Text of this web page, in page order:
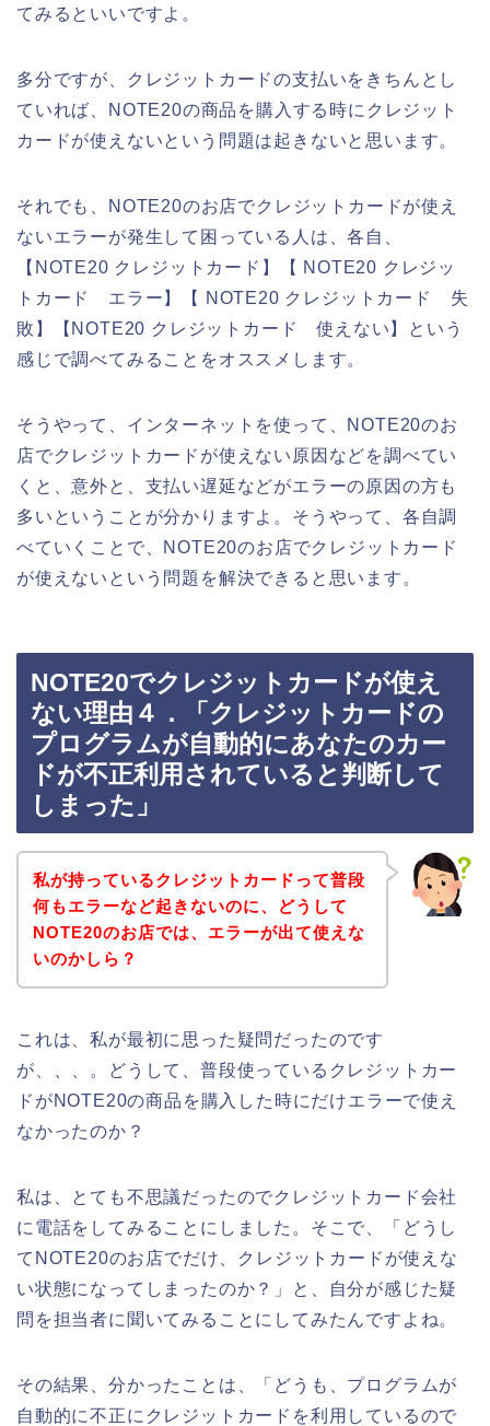
てみるといいですよ。
多分ですが、クレジットカードの支払いをきちんとし
ていれば、NOTE20の商品を購入する時にクレジット
カードが使えないという問題は起きないと思います。
それでも、NOTE20のお店でクレジットカードが使え
ないエラーが発生して困っている人は、各自、
【NOTE20 クレジットカード】【 NOTE20 クレジッ
トカード エラー】【 NOTE20 クレジットカード 失
敗】【NOTE20 クレジットカード 使えない】という
感じで調べてみることをオススメします。
そうやって、インターネットを使って、NOTE20のお
店でクレジットカードが使えない原因などを調べてい
くと、意外と、支払い遅延などがエラーの原因の方も
多いということが分かりますよ。そうやって、各自調
べていくことで、NOTE20のお店でクレジットカード
が使えないという問題を解決できると思います。
NOTE20でクレジットカードが使え
ない理由４．「クレジットカードの
プログラムが自動的にあなたのカー
ドが不正利用されていると判断して
しまった」
私が持っているクレジットカードって普段
何もエラーなど起きないのに、どうして
NOTE20のお店では、エラーが出て使えな
いのかしら？
これは、私が最初に思った疑問だったのです
が、、、。どうして、普段使っているクレジットカー
ドがNOTE20の商品を購入した時にだけエラーで使え
なかったのか？
私は、とても不思議だったのでクレジットカード会社
に電話をしてみることにしました。そこで、「どうし
てNOTE20のお店でだけ、クレジットカードが使えな
い状態になってしまったのか？」と、自分が感じた疑
問を担当者に聞いてみることにしてみたんですよね。
その結果、分かったことは、「どうも、プログラムが
自動的に不正にクレジットカードを利用しているので